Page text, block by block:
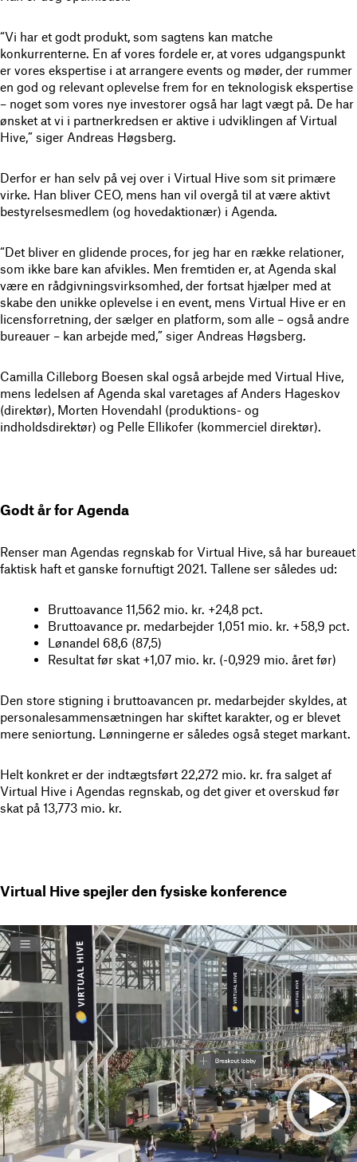
“Vi har et godt produkt, som sagtens kan matche
konkurrenterne. En af vores fordele er, at vores udgangspunkt
er vores ekspertise i at arrangere events og møder, der rummer
en god og relevant oplevelse frem for en teknologisk ekspertise
– noget som vores nye investorer også har lagt vægt på. De har
ønsket at vi i partnerkredsen er aktive i udviklingen af Virtual
Hive,” siger Andreas Høgsberg.
Derfor er han selv på vej over i Virtual Hive som sit primære
virke. Han bliver CEO, mens han vil overgå til at være aktivt
bestyrelsesmedlem (og hovedaktionær) i Agenda.
“Det bliver en glidende proces, for jeg har en række relationer,
som ikke bare kan afvikles. Men fremtiden er, at Agenda skal
være en rådgivningsvirksomhed, der fortsat hjælper med at
skabe den unikke oplevelse i en event, mens Virtual Hive er en
licensforretning, der sælger en platform, som alle – også andre
bureauer – kan arbejde med,” siger Andreas Høgsberg.
Camilla Cilleborg Boesen skal også arbejde med Virtual Hive,
mens ledelsen af Agenda skal varetages af Anders Hageskov
(direktør), Morten Hovendahl (produktions- og
indholdsdirektør) og Pelle Ellikofer (kommerciel direktør).
Godt år for Agenda
Renser man Agendas regnskab for Virtual Hive, så har bureauet
faktisk haft et ganske fornuftigt 2021. Tallene ser således ud:
Bruttoavance 11,562 mio. kr. +24,8 pct.
Bruttoavance pr. medarbejder 1,051 mio. kr. +58,9 pct.
Lønandel 68,6 (87,5)
Resultat før skat +1,07 mio. kr. (-0,929 mio. året før)
Den store stigning i bruttoavancen pr. medarbejder skyldes, at
personalesammensætningen har skiftet karakter, og er blevet
mere seniortung. Lønningerne er således også steget markant.
Helt konkret er der indtægtsført 22,272 mio. kr. fra salget af
Virtual Hive i Agendas regnskab, og det giver et overskud før
skat på 13,773 mio. kr.
Virtual Hive spejler den fysiske konference
Videoafspiller